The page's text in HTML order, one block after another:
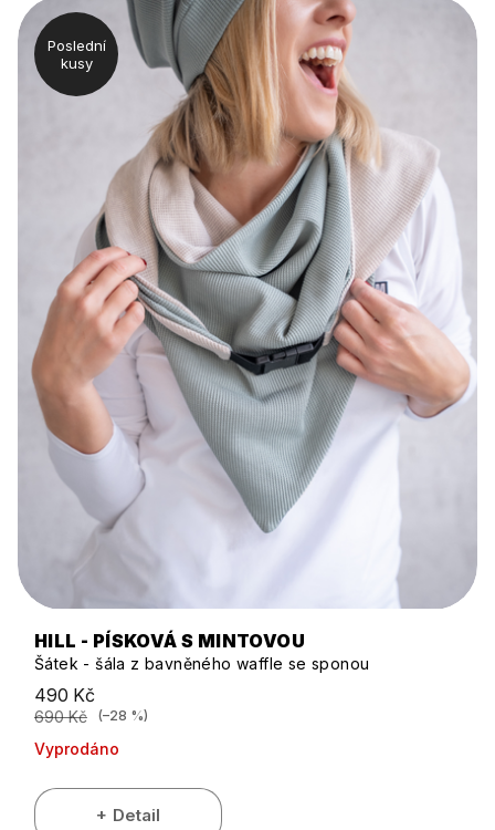
Poslední
kusy
HILL - PÍSKOVÁ S MINTOVOU
Šátek - šála z bavněného waffle se sponou
490 Kč
690 Kč (–28 %)
Vyprodáno
Detail